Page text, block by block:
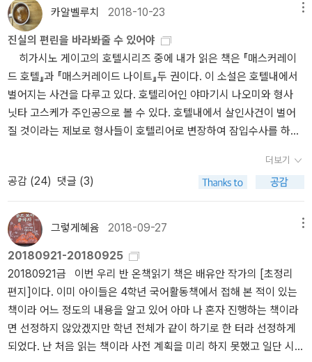
가 옳았기 때문이었죠. 닛타는 범인을 잡기 위해서라면 호텔측의 상
황 따위 상관하지 않았지만 나오미는 범인 체포를 위해 헌신적으로
뛰었던 그들의 심정을 먼저 헤아렸고 그래서 결국 자신의 태도를 양
보 했습니다. 닛타는 보다 더 좋은 결과를 위해서면 지금의 작은 희생
따위 치뤄도 좋다고 여겼지만 나오미는 아무리 작은 희생이라해도 그
것은 끝까지 보호되어야 한다고 여겼죠. 바로 이것을 히가시노 게이
고는 지지하는 것입니다. 왜냐하면 닛타가 보여주는 태도는 바로 나
치즘을 낳고 두 번에 걸친 세계 대전을 불러왔으며 지금도 계속 일어
나고 있는 종교를 이유로 한 테러리즘에 이르기까지 온갖 비극을 낳
았던 '근대성(modernity)'이 지녔던 태도이기도 하기 때문입니다. '구
의 적들'이라는 최근의 책에서 그것을 두고 '정치적 메시아주의'라 불
렀습니다. 그는 정치적 메시아주의가 주로 가지고 있는 특징을 단적
으로 '나 아니면 안된다' '보다 더 나은 대의를 위해서라면 작은 희생
은 얼마든지 치뤄도 좋다'고 정의했는데 이것은 닛타가 보여주는 태
도와 정확히 일치합니다. 토도로프는 그 책에서 최근의 이라크 전쟁
까지 정치적 메시아주의가 얼마나 많은 비극을 가져왔는지 낱낱이 열
거하고 있는데 히가시노 게이고가 나오미의 손을 들어주는 것도 바로
이 때문입니다. 지금도 여전히 계속되고 있는 현대의 비극을 막기 위
건>을 읽고 나니 게이고 특유의 '돌려 까기'인가 싶다. <추리소설가
의 살인사건>장편인 줄 알았는데 단편집이다. 2020년에 출간됐지
만, <살인의 문>처럼 2000년대 초반 작이다. 8개의 단편이 깔깔 유
모어집....스런 코드인데, 나 이런 거 좋아하나 봐. 아, 블랙 유머 & 메
타 소설이라고 하면 좀 있어 보이려나. 후후. <명탐정의 규칙>, <명탐
정의 저주>의 냄새가 물씬 나는데 기조는 전자에 좀 더 닿아있다. 읽
다 보니 문득 <33분 탐정>이라는 일드가 떠오른다. 경찰이 몇 분 만
에 말끔하게 해결한 사건을 사설탐정이 방송 시간을 보장하기 위해 3
3분 동안 재수사하는 게 일종의 '규칙'. 즉, 아주 어처구니가 없는 드라
마다. 물론 나는 깔깔대며 보긴 했다......<블랙 쇼맨과 이름없는 마을
의 살인>본격 추리물의 향기가 살짝. '블랙 쇼맨'이라는, 레귤러 캐릭
터의 낌새를 풍기는 인물이 이야기를 이끌어 간다. 큰 얼개는 다소 심
심하고 빤하지만 전직 라스베이거스 마술사 블랙 쇼맨은 제법 매
력 있다. 코로나 시국이 배경이라 게이고의 작품에서 모처럼 21세
기 동시대성도 느꼈다. 후반부~에필로그에서 <방과 후> 감성이 돼버
렸지만.일본 추리물은 같은 문화권에서 공유하는 특질 때문에 술
술 읽히다가도 계층, 성별에서 특유의 일본 문화가 도드라질 때면 역
시 외국 소설이구나 싶다.게이고 소설을 내리읽다 보니 패턴이 확실
히 보이고 또 한두 끗 차이로 내 취향은 아니지만 쉽게, 잘 읽힌다. 초,
중반 흡인력도 좋고. 이러니저러니 해도 40년이 다 돼가는 필력에는
스를 보지 않았다면 지금까지 몰랐을것이다. 그 뒤로 얼마나 새로
운 사실을 알게 되었는지도 전혀알려주지 않고 있다.이 제보 전화
를 경찰에 알린다 치자. 경찰은 움직일 것이다. 하지만 어떻게 움직이
는지 나가미네에게는 아마 알려주지 않을 것이다. 범인 체포로 이어
진다 해도 자세한 경위는설명해주지 않을 게 뻔하다. 그 범인을 만
날 수 있을지도 미지수이다. 그리고 뭐가 어떻게 되었는지 모르
는 채 재판이 시작되고 유족 입장에선 전혀 이해할 수 없는 이유로 범
인은 대단한 벌을 받지 않을 것이다.-89페이지
카알벨루치 2018-10-23
진실의 편린을 바라봐줄 수 있어야
히가시노 게이고의 호텔시리즈 중에 내가 읽은 책은 『매스커레이
드 호텔』과 『매스커레이드 나이트』두 권이다. 이 소설은 호텔내에서
벌어지는 사건을 다루고 있다. 호텔리어인 야마기시 나오미와 형사
닛타 고스케가 주인공으로 볼 수 있다. 호텔내에서 살인사건이 벌어
질 것이라는 제보로 형사들이 호텔리어로 변장하여 잠입수사를 하면
진 살인사건을 추리해가는 이야기이다 『매스커레이드 호텔』에서 게
이고는 이런 말을 한다. “호텔에 찾아오는 사람들은 손님이라는 가
면을 쓰고 있다. 그걸 절대 잊어서는 안 된다.” “호텔리어는 손님의 맨
얼굴이 훤히 보여도 그 가면을 존중해드려야 해요. 결코 그걸 벗기려
고 해서는 안되죠. 어떤 의미에서 손님들은 가면무도회를 즐기기 위
해 호텔을 찾으시는 거니까요.”(394p) “이 사람이라면 비밀을 털어
놓아도 괜찮겠다라는 믿음 역시 호텔리어에게는 소중한 것이다.”(49
1p) 매스커레이드란 말이 ‘가장무도회’, ‘가면무도회’란 뜻이다. 『매
스커레이드 호텔』에서 호텔을 출입하는 모든 손님들이 그 호텔에서
는 가면을 쓰고 생활하고 싶어한다는 인간의 심리를 이야기해준다.
더보기
공감 (24) 댓글 (3)
그렇게혜윰 2018-09-27
20180921-20180925
20180921금 이번 우리 반 온책읽기 책은 배유안 작가의 [초정리
편지]이다. 이미 아이들은 4학년 국어활동책에서 접해 본 적이 있는
책이라 어느 정도의 내용을 알고 있어 아마 나 혼자 진행하는 책이라
면 선정하지 않았겠지만 학년 전체가 같이 하기로 한 터라 선정하게
되었다. 난 처음 읽는 책이라 사전 계획을 미리 하지 못했고 일단 시작